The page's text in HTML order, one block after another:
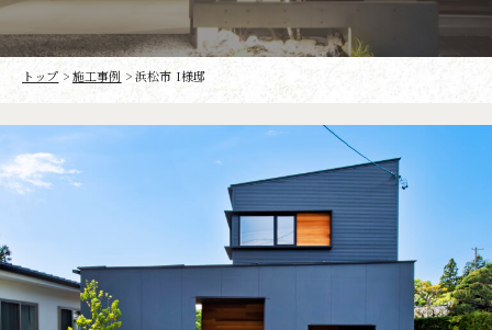
トップ >施工事例 >浜松市 I様邸